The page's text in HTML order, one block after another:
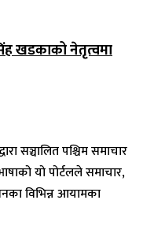
खडकाको नेतृत्वमा
सञ्चालित पश्चिम समाचार
यो पोर्टलले समाचार,
विभिन्न आयामका